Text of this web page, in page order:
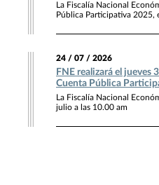
La Fiscalía Nacional
Pública Participativa 2025,
24 / 07 / 2026
FNE realizará el jueves
Cuenta Pública
La Fiscalía Nacional
julio a las 10.00 am